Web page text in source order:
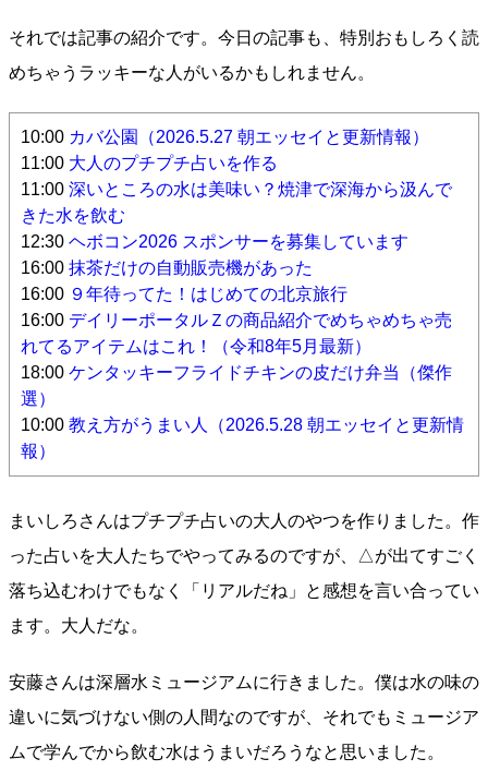
それでは記事の紹介です。今日の記事も、特別おもしろく読
めちゃうラッキーな人がいるかもしれません。
10:00 カバ公園（2026.5.27 朝エッセイと更新情報）
11:00 大人のプチプチ占いを作る
11:00 深いところの水は美味い？焼津で深海から汲んで
きた水を飲む
12:30 ヘボコン2026 スポンサーを募集しています
16:00 抹茶だけの自動販売機があった
16:00 ９年待ってた！はじめての北京旅行
16:00 デイリーポータルＺの商品紹介でめちゃめちゃ売
れてるアイテムはこれ！（令和8年5月最新）
18:00 ケンタッキーフライドチキンの皮だけ弁当（傑作
選）
10:00 教え方がうまい人（2026.5.28 朝エッセイと更新情
報）
まいしろさんはプチプチ占いの大人のやつを作りました。作
った占いを大人たちでやってみるのですが、△が出てすごく
落ち込むわけでもなく「リアルだね」と感想を言い合ってい
ます。大人だな。
安藤さんは深層水ミュージアムに行きました。僕は水の味の
違いに気づけない側の人間なのですが、それでもミュージア
ムで学んでから飲む水はうまいだろうなと思いました。